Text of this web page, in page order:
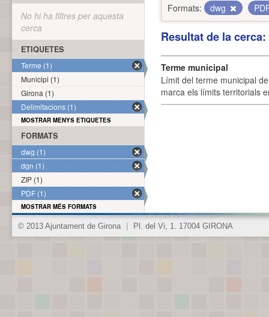
Formats:
dwg
Resultat de la
Terme municipal
Límit del terme municipal
marca els límits territorials
No hi ha filtres per aquesta
cerca
ETIQUETES
Terme (1)
Municipi (1)
Girona (1)
Delimitacions (1)
MOSTRAR MENYS ETIQUETES
FORMATS
dwg (1)
dgn (1)
ZIP (1)
PDF (1)
MOSTRAR MÉS FORMATS
© 2013 Ajuntament de Girona Pl. del Vi, 1. 17004 GIRONA